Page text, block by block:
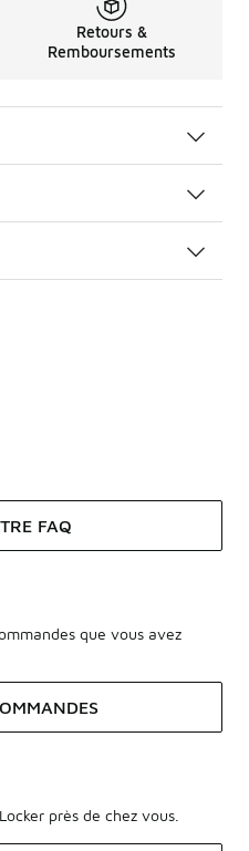
Retours &
Remboursements
FAQ
que vous avez
près de chez vous.